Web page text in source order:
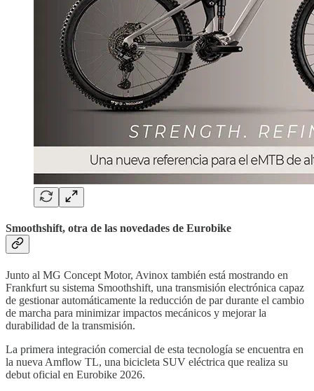
Smoothshift, otra de las novedades de Eurobike
Junto al MG Concept Motor, Avinox también está mostrando en
Frankfurt su sistema Smoothshift, una transmisión electrónica capaz
de gestionar automáticamente la reducción de par durante el cambio
de marcha para minimizar impactos mecánicos y mejorar la
durabilidad de la transmisión.
La primera integración comercial de esta tecnología se encuentra en
la nueva Amflow TL, una bicicleta SUV eléctrica que realiza su
debut oficial en Eurobike 2026.